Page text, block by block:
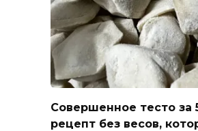
Совершенное тесто за
рецепт без весов,